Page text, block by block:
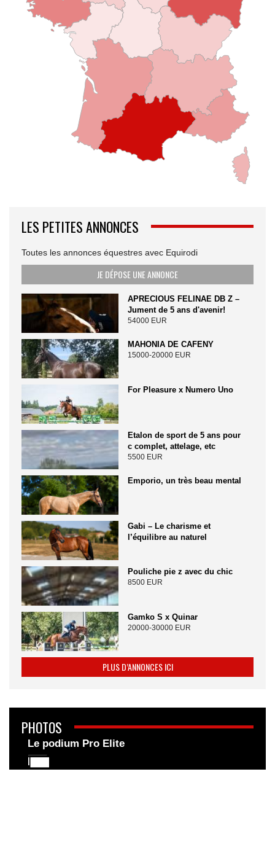
LES PETITES ANNONCES
Toutes les annonces équestres avec Equirodi
JE DÉPOSE UNE ANNONCE
APRECIOUS FELINAE DB Z –
Jument de 5 ans d'avenir!
54000 EUR
MAHONIA DE CAFENY
15000-20000 EUR
For Pleasure x Numero Uno
Etalon de sport de 5 ans pour
c complet, attelage, etc
5500 EUR
Emporio, un très beau mental
Gabi – Le charisme et
l’équilibre au naturel
Pouliche pie z avec du chic
8500 EUR
Gamko S x Quinar
20000-30000 EUR
PLUS D’ANNONCES ICI
PHOTOS
Le podium Pro Elite